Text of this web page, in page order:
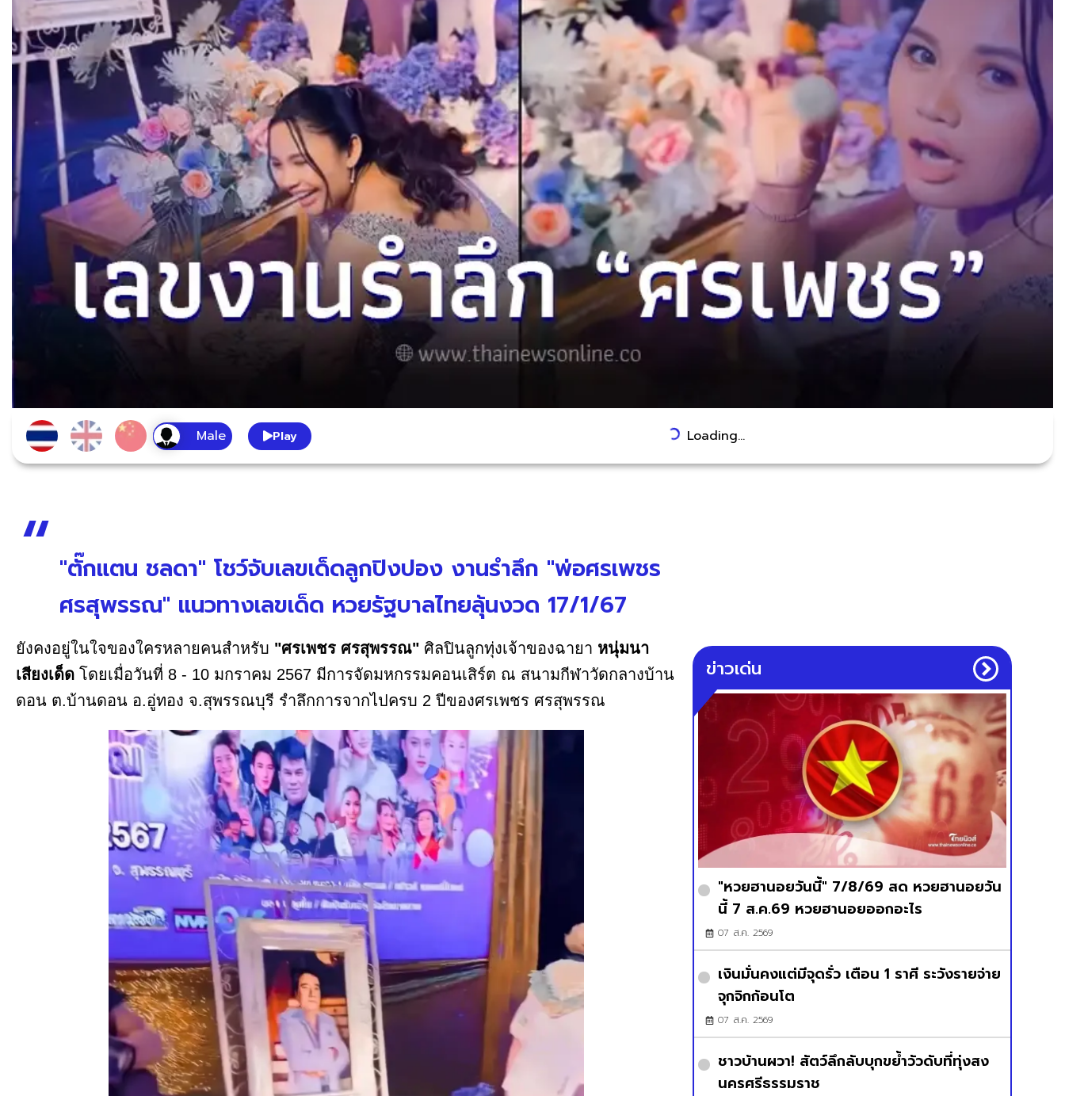
Play Loading...
"ตั๊กแตน ชลดา" โชว์จับเลขเด็ดลูกปิงปอง งานรำลึก "พ่อศรเพชร
ศรสุพรรณ" แนวทางเลขเด็ด หวยรัฐบาลไทยลุ้นงวด 17/1/67
ยังคงอยู่ในใจของใครหลายคนสำหรับ "ศรเพชร ศรสุพรรณ" ศิลปินลูกทุ่งเจ้าของฉายา หนุ่มนา
เสียงเด็ด โดยเมื่อวันที่ 8 - 10 มกราคม 2567 มีการจัดมหกรรมคอนเสิร์ต ณ สนามกีฬาวัดกลางบ้าน
ดอน ต.บ้านดอน อ.อู่ทอง จ.สุพรรณบุรี รำลึกการจากไปครบ 2 ปีของศรเพชร ศรสุพรรณ
ข่าวเด่น
"หวยฮานอยวันนี้" 7/8/69 สด หวยฮานอยวัน
นี้ 7 ส.ค.69 หวยฮานอยออกอะไร
07 ส.ค. 2569
เงินมั่นคงแต่มีจุดรั่ว เตือน 1 ราศี ระวังรายจ่าย
จุกจิกก้อนโต
07 ส.ค. 2569
ชาวบ้านผวา! สัตว์ลึกลับบุกขย้ำวัวดับที่ทุ่งสง
นครศรีธรรมราช